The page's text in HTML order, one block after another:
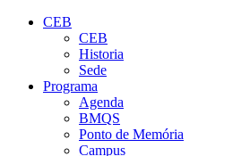
CEB
CEB
Historia
Sede
Programa
Agenda
BMQS
Ponto de Memória
Campus